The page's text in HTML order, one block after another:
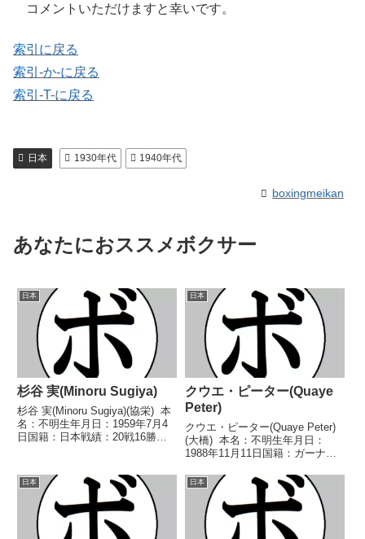
コメントいただけますと幸いです。
索引に戻る
索引-か-に戻る
索引-T-に戻る
日本 1930年代 1940年代
boxingmeikan
あなたにおススメボクサー
日本
杉谷 実(Minoru Sugiya)
杉谷 実(Minoru Sugiya)(協栄) 本
名：不明生年月日：1959年7月4
日国籍：日本戦績：20戦16勝
座 【戦歴】1976/09/27
○1RKO 佐藤 ...
日本
クウエ・ピーター(Quaye
Peter)
クウエ・ピーター(Quaye Peter)
(大橋) 本名：不明生年月日：
1988年11月11日国籍：ガーナ戦
得タイトル】なし 【戦歴】
2010/05/23 △4R判定 1-1(40-
37、38-...
日本 日本